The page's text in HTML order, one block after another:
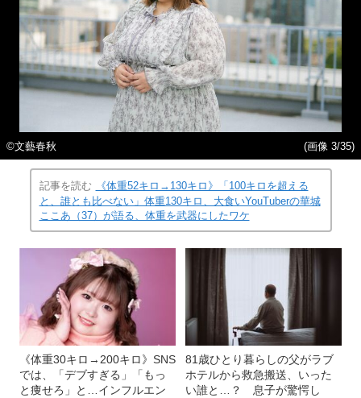
©︎文藝春秋 (画像 3/35)
記事を読む
《体重52キロ→130キロ》「100キロを超える
と、誰とも比べない」体重130キロ、大食いYouTuberの華城
ここあ（37）が語る、体重を武器にしたワケ
《体重30キロ→200キロ》SNS
では、「デブすぎる」「もっ
と痩せろ」と…インフルエン
81歳ひとり暮らしの父がラブ
ホテルから救急搬送、いった
い誰と…？ 息子が驚愕し